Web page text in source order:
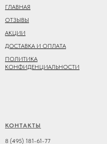
ГЛАВНАЯ
ОТЗЫВЫ
АКЦИИ
ДОСТАВКА И ОПЛАТА
ПОЛИТИКА
КОНФИДЕНЦИАЛЬНОСТИ
КОНТАКТЫ
8 (495) 181-61-77